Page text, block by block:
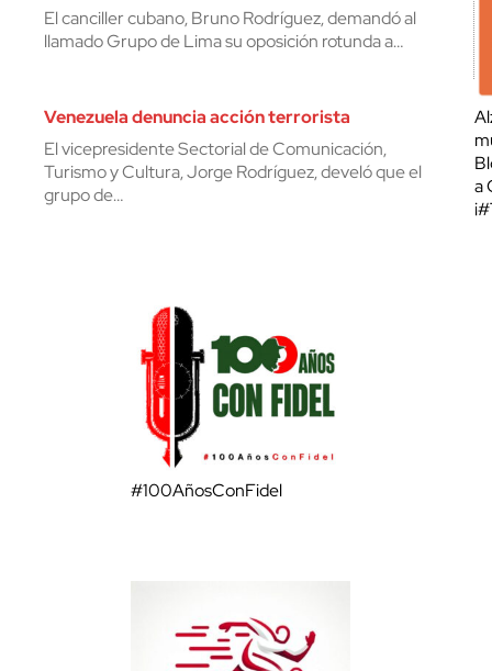
El canciller cubano, Bruno Rodríguez, demandó al
llamado Grupo de Lima su oposición rotunda a…
Venezuela denuncia acción terrorista
El vicepresidente Sectorial de Comunicación,
Turismo y Cultura, Jorge Rodríguez, develó que el
grupo de…
a
#100AñosConFidel